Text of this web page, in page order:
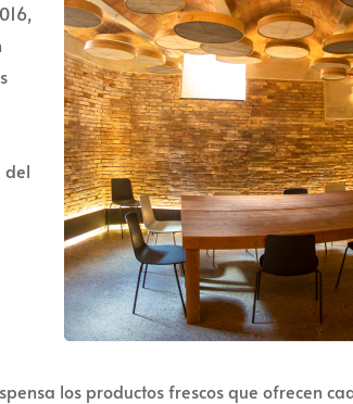
del
los productos frescos que ofrecen